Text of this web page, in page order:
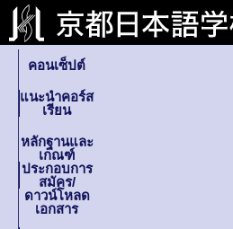
คอนเซ็ปต์
แนะนำคอร์ส
เรียน
หลักฐานและ
เกณฑ์
ประกอบการ
สมัคร/
ดาวน์โหลด
เอกสาร